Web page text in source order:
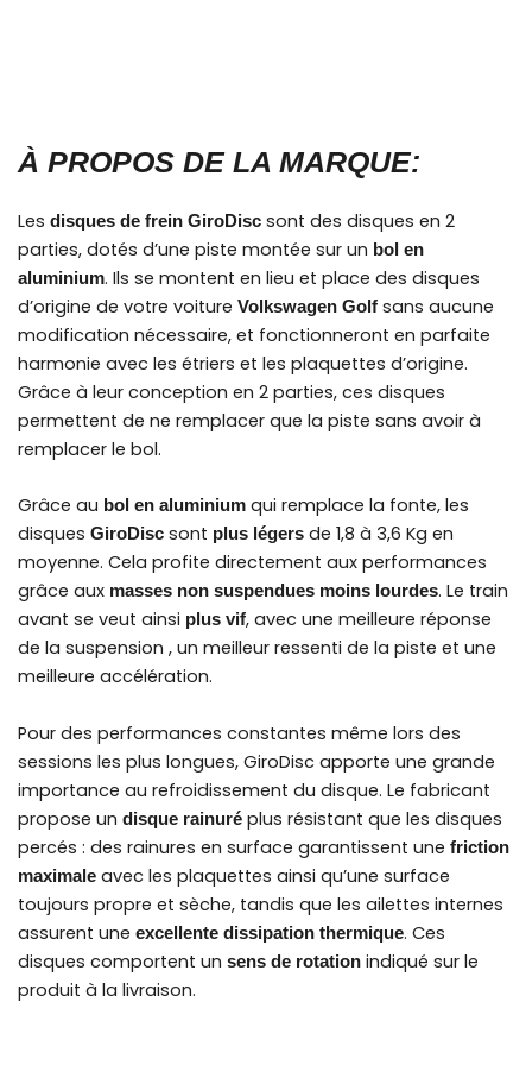
À PROPOS DE LA MARQUE:
Les disques de frein GiroDisc sont des disques en 2
parties, dotés d’une piste montée sur un bol en
aluminium. Ils se montent en lieu et place des disques
d’origine de votre voiture Volkswagen Golf sans aucune
modification nécessaire, et fonctionneront en parfaite
harmonie avec les étriers et les plaquettes d’origine.
Grâce à leur conception en 2 parties, ces disques
permettent de ne remplacer que la piste sans avoir à
remplacer le bol.
Grâce au bol en aluminium qui remplace la fonte, les
disques GiroDisc sont plus légers de 1,8 à 3,6 Kg en
moyenne. Cela profite directement aux performances
grâce aux masses non suspendues moins lourdes. Le train
avant se veut ainsi plus vif, avec une meilleure réponse
de la suspension , un meilleur ressenti de la piste et une
meilleure accélération.
Pour des performances constantes même lors des
sessions les plus longues, GiroDisc apporte une grande
importance au refroidissement du disque. Le fabricant
propose un disque rainuré plus résistant que les disques
percés : des rainures en surface garantissent une friction
maximale avec les plaquettes ainsi qu’une surface
toujours propre et sèche, tandis que les ailettes internes
assurent une excellente dissipation thermique. Ces
disques comportent un sens de rotation indiqué sur le
produit à la livraison.